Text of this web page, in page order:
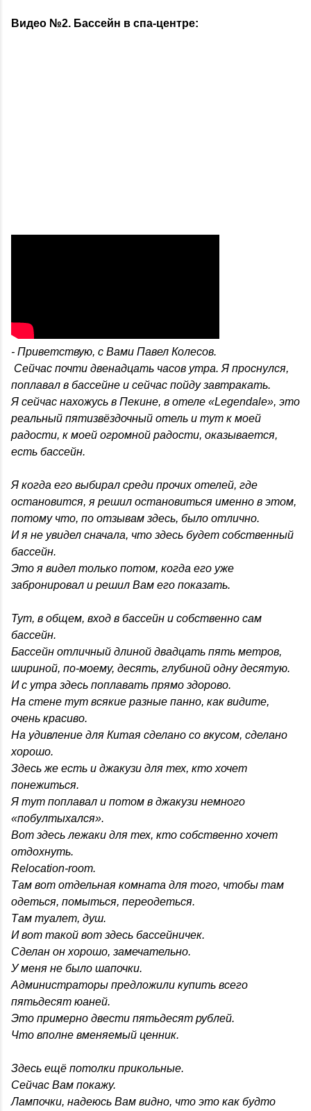
Видео №2. Бассейн в спа-центре:
- Приветствую, с Вами Павел Колесов.
Сейчас почти двенадцать часов утра. Я проснулся,
поплавал в бассейне и сейчас пойду завтракать.
Я сейчас нахожусь в Пекине, в отеле «Legendale», это
реальный пятизвёздочный отель и тут к моей
радости, к моей огромной радости, оказывается,
есть бассейн.
Я когда его выбирал среди прочих отелей, где
остановится, я решил остановиться именно в этом,
потому что, по отзывам здесь, было отлично.
И я не увидел сначала, что здесь будет собственный
бассейн.
Это я видел только потом, когда его уже
забронировал и решил Вам его показать.
Тут, в общем, вход в бассейн и собственно сам
бассейн.
Бассейн отличный длиной двадцать пять метров,
шириной, по-моему, десять, глубиной одну десятую.
И с утра здесь поплавать прямо здорово.
На стене тут всякие разные панно, как видите,
очень красиво.
На удивление для Китая сделано со вкусом, сделано
хорошо.
Здесь же есть и джакузи для тех, кто хочет
понежиться.
Я тут поплавал и потом в джакузи немного
«побултыхался».
Вот здесь лежаки для тех, кто собственно хочет
отдохнуть.
Relocation-room.
Там вот отдельная комната для того, чтобы там
одеться, помыться, переодеться.
Там туалет, душ.
И вот такой вот здесь бассейничек.
Сделан он хорошо, замечательно.
У меня не было шапочки.
Администраторы предложили купить всего
пятьдесят юаней.
Это примерно двести пятьдесят рублей.
Что вполне вменяемый ценник.
Здесь ещё потолки прикольные.
Сейчас Вам покажу.
Лампочки, надеюсь Вам видно, что это как будто